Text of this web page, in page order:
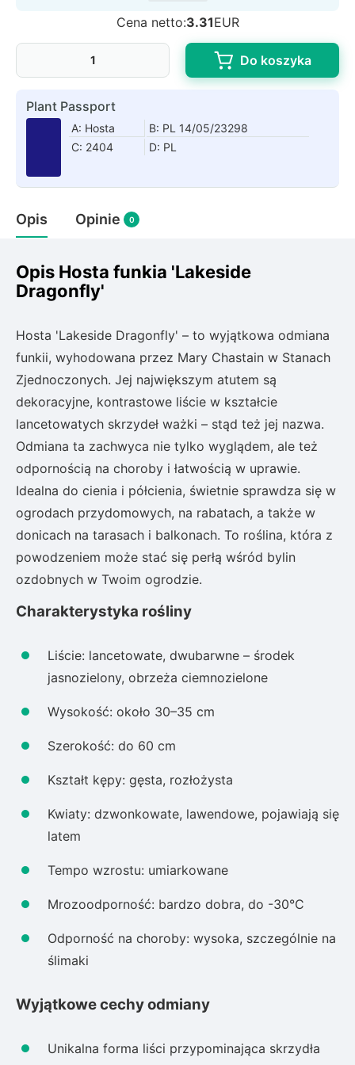
Rudbeckia
Liliowiec
Hakonechoa (trawa bambusowa)
Turzyca (carex)
Różanecznik
Bluszcz
Cena netto:3.31EUR
Do koszyka
Plant Passport
A: Hosta
B: PL 14/05/23298
C: 2404
D: PL
Opis Opinie 0
Opis Hosta funkia 'Lakeside
Dragonfly'
Hosta 'Lakeside Dragonfly' – to wyjątkowa odmiana
funkii, wyhodowana przez Mary Chastain w Stanach
Zjednoczonych. Jej największym atutem są
dekoracyjne, kontrastowe liście w kształcie
lancetowatych skrzydeł ważki – stąd też jej nazwa.
Odmiana ta zachwyca nie tylko wyglądem, ale też
odpornością na choroby i łatwością w uprawie.
Idealna do cienia i półcienia, świetnie sprawdza się w
ogrodach przydomowych, na rabatach, a także w
donicach na tarasach i balkonach. To roślina, która z
powodzeniem może stać się perłą wśród bylin
ozdobnych w Twoim ogrodzie.
Charakterystyka rośliny
Liście: lancetowate, dwubarwne – środek
jasnozielony, obrzeża ciemnozielone
Wysokość: około 30–35 cm
Szerokość: do 60 cm
Kształt kępy: gęsta, rozłożysta
Kwiaty: dzwonkowate, lawendowe, pojawiają się
latem
Tempo wzrostu: umiarkowane
Mrozoodporność: bardzo dobra, do -30°C
Odporność na choroby: wysoka, szczególnie na
ślimaki
Wyjątkowe cechy odmiany
Unikalna forma liści przypominająca skrzydła